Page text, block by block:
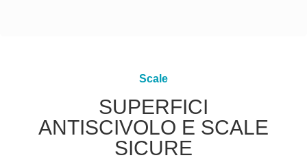
Scale
SUPERFICI
ANTISCIVOLO E SCALE
SICURE